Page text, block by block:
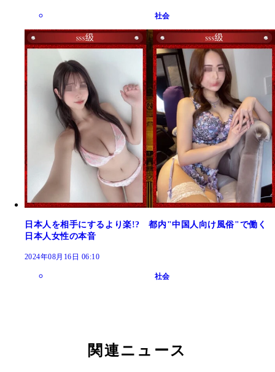
社会
日本人を相手にするより楽!? 都内"中国人向け風俗"で働く
日本人女性の本音
2024年08月16日 06:10
社会
関連ニュース